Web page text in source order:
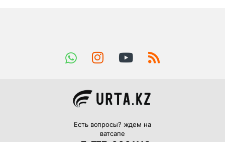
Есть вопросы? ждем на
ватсапе